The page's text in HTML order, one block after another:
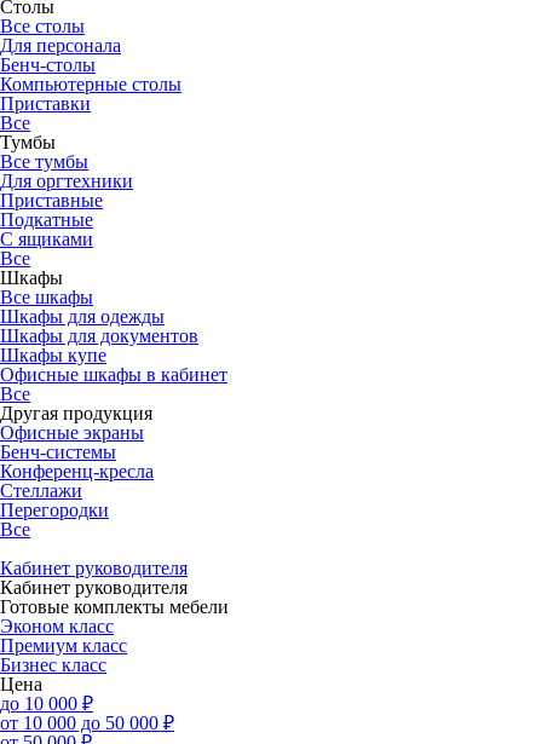
Столы
Все столы
Для персонала
Бенч-столы
Компьютерные столы
Приставки
Все
Тумбы
Все тумбы
Для оргтехники
Приставные
Подкатные
С ящиками
Все
Шкафы
Все шкафы
Шкафы для одежды
Шкафы для документов
Шкафы купе
Офисные шкафы в кабинет
Все
Другая продукция
Офисные экраны
Бенч-системы
Конференц-кресла
Стеллажи
Перегородки
Все
Кабинет руководителя
Кабинет руководителя
Готовые комплекты мебели
Эконом класс
Премиум класс
Бизнес класс
Цена
до 10 000 ₽
от 10 000 до 50 000 ₽